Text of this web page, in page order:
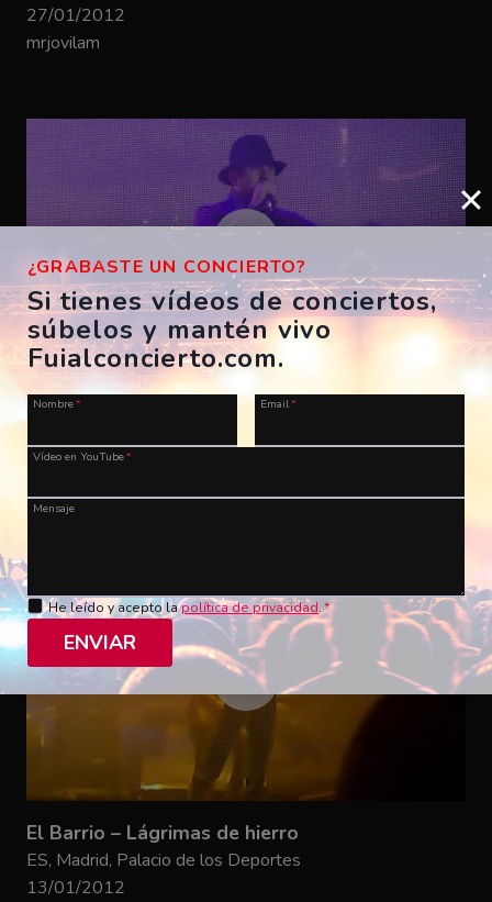
27/01/2012
mrjovilam
El Barrio – Arte
ES, Madrid, Palacio de los Deportes
13/01/2012
El Barrio – Lágrimas de hierro
ES, Madrid, Palacio de los Deportes
13/01/2012
¿GRABASTE UN CONCIERTO?
Si tienes vídeos de conciertos,
súbelos y mantén vivo
Fuialconcierto.com.
Nombre* Email*
Vídeo en YouTube*
Mensaje
He leído y acepto lapolítica de privacidad.*
ENVIAR